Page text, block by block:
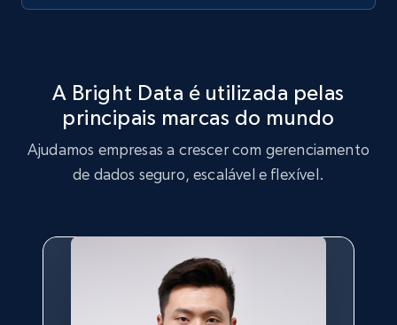
URL, Product id, Title, Product description,
Rating, Reviews count, Initial price, Discount,
and more.
Target - Gather data on products using
specified keywords
A Bright Data é utilizada pelas
principais marcas do mundo
Ajudamos empresas a crescer com gerenciamento
de dados seguro, escalável e flexível.